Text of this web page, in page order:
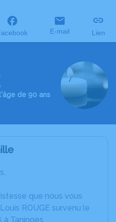
E-mail Lien
de 90 ans
que nous vous
ROUGE survenu le
Taninges.